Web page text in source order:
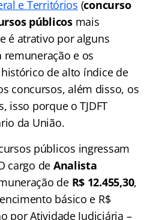
e Territórios (concurso
públicosmais
é atrativo por alguns
e os
de alto índice de
concursos, além disso, os
isso porque o TJDFT
da União.
públicos ingressam
cargo de Analista
de R$ 12.455,30,
básico e R$
por Atividade Judiciária –